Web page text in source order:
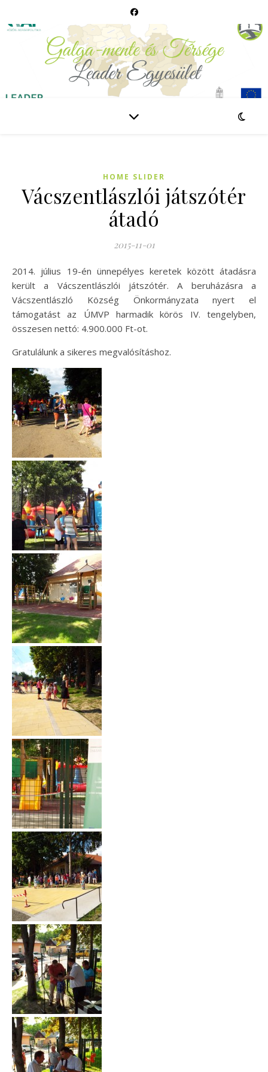
HOME SLIDER
Vácszentlászlói játszótér
átadó
2015-11-01
2014. július 19-én ünnepélyes keretek között átadásra
került a Vácszentlászlói játszótér. A beruházásra a
Vácszentlászló Község Önkormányzata nyert el
támogatást az ÚMVP harmadik körös IV. tengelyben,
összesen nettó: 4.900.000 Ft-ot.
Gratulálunk a sikeres megvalósításhoz.